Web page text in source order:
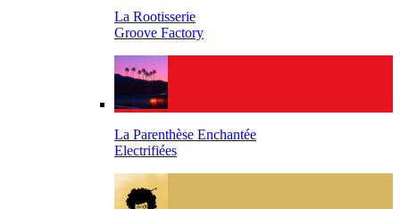
La Rootisserie
Groove Factory
La Parenthèse Enchantée
Electrifiées